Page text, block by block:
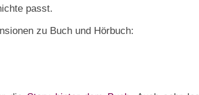
passt.
zu Buch und Hörbuch: